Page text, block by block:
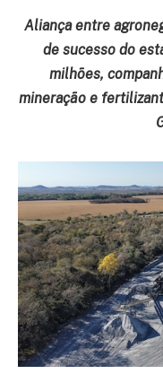
Aliança entre
de sucesso do
milhões,
mineração e